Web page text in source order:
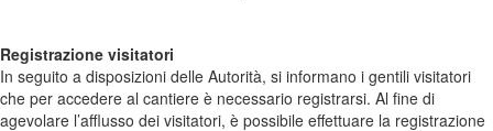
Registrazione visitatori
In seguito a disposizioni delle Autorità, si informano i gentili visitatori
che per accedere al cantiere è necessario registrarsi. Al fine di
agevolare l’afflusso dei visitatori, è possibile effettuare la registrazione